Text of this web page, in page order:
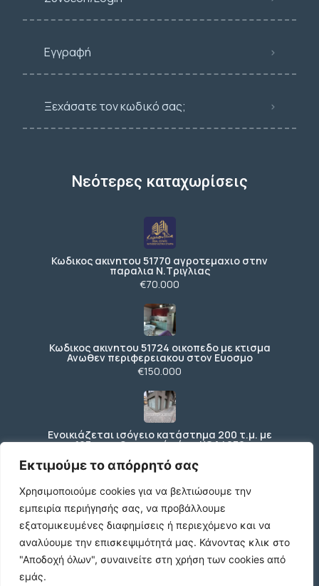
Εκτιμούμε το απόρρητό σας
Χρησιμοποιούμε cookies για να βελτιώσουμε την
εμπειρία περιήγησής σας, να προβάλλουμε
εξατομικευμένες διαφημίσεις ή περιεχόμενο και να
αναλύουμε την επισκεψιμότητά μας. Κάνοντας κλικ στο
"Αποδοχή όλων", συναινείτε στη χρήση των cookies από
εμάς.
Εγγραφή
Ξεχάσατε τον κωδικό σας;
Νεότερες καταχωρίσεις
Κωδικος ακινητου 51770 αγροτεμαχιο στην
παραλια Ν.Τριγλιας
€70.000
Κωδικος ακινητου 51724 οικοπεδο με κτισμα
Ανωθεν περιφερειακου στον Ευοσμο
€150.000
Ενοικιάζεται ισόγειο κατάστημα 200 τ.μ. με
197 τ.μ. εξωτερικό χώρο ΚΩΔ4270
€3.000 /μήνα
Κωδικός: 2347738 , Βούλα , 667 τ.μ., €1400000
€1.400.000